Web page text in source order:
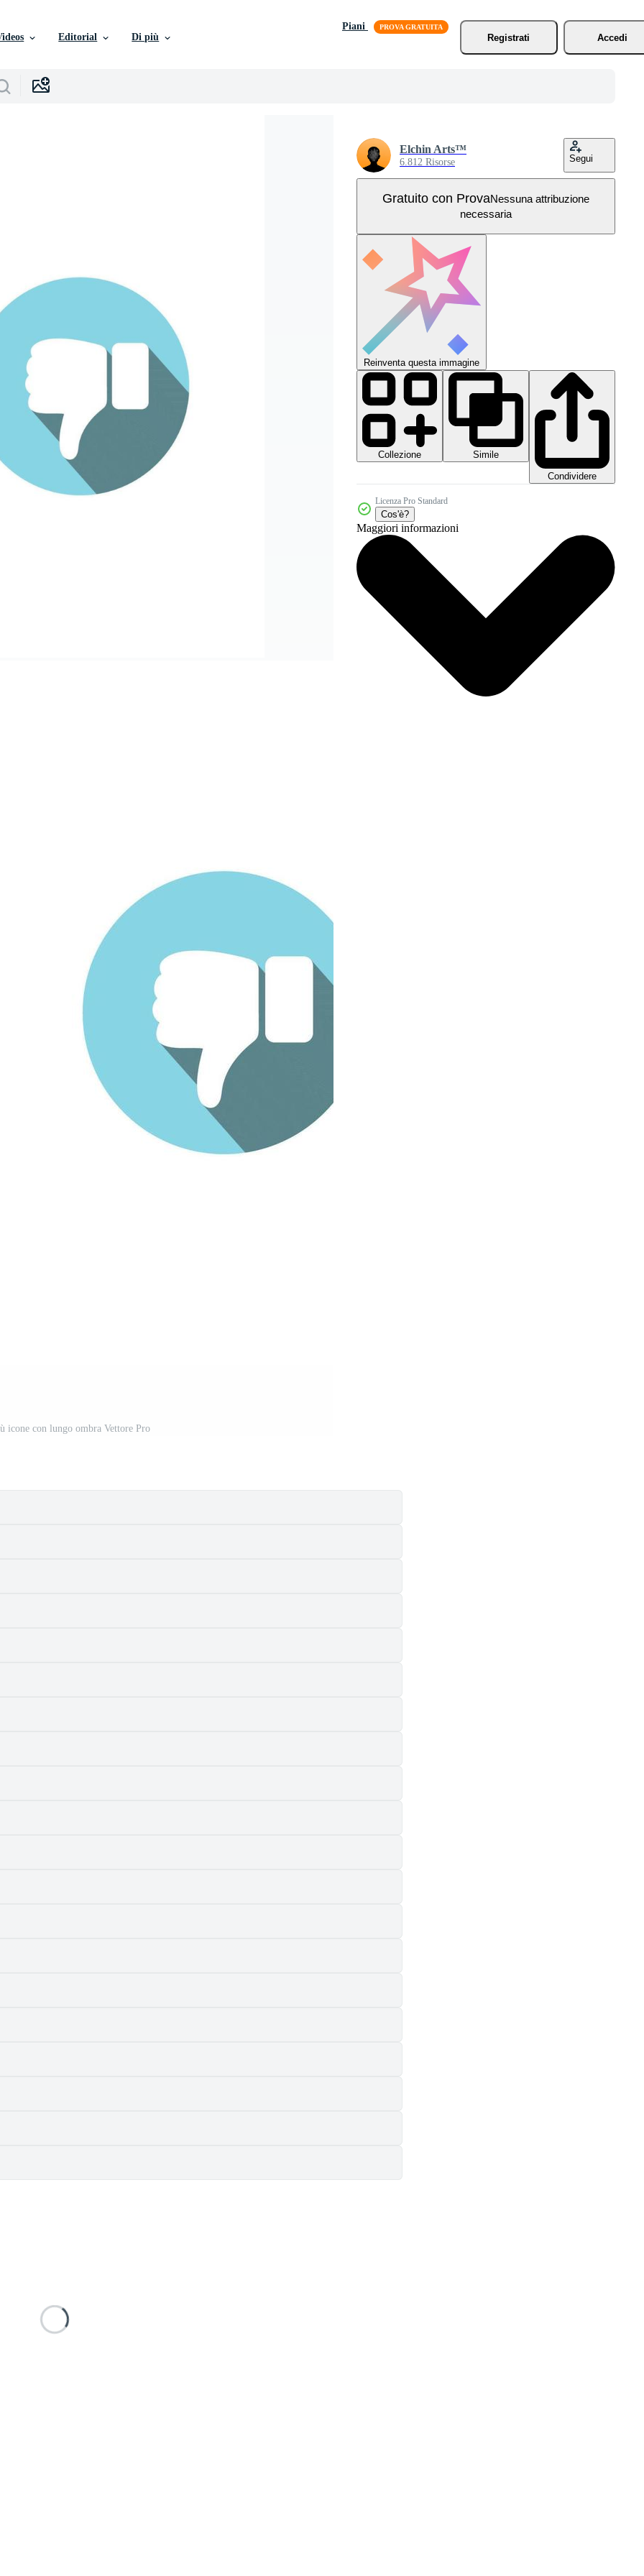
Editorial Di più
Piani
Registrati
Accedi
icone con lungo ombra Vettore Pro
Elchin Arts™
6.812 Risorse Segui
Gratuito con ProvaNessuna attribuzione
necessaria
Reinventa questa immagine
Collezione
Simile
Condividere
Licenza Pro Standard
Cos'è?
Maggiori informazioni